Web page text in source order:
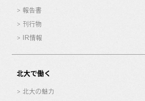
報告書
刊行物
IR情報
北大で働く
北大の魅力